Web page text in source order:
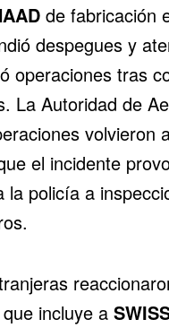
de fabricación
despegues y
operaciones tras
La Autoridad de
volvieron
el incidente
la policía a
incluye a